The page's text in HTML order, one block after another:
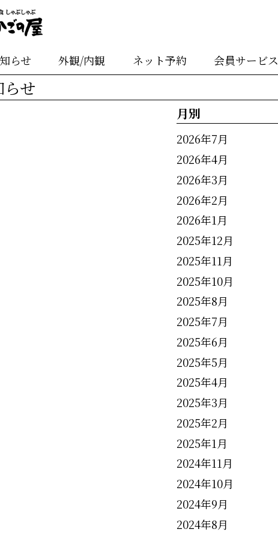
らせ 外観/内観 ネット予約 会員サービス
らせ
月別
2026年7月
2026年4月
2026年3月
2026年2月
2026年1月
2025年12月
2025年11月
2025年10月
2025年8月
2025年7月
2025年6月
2025年5月
2025年4月
2025年3月
2025年2月
2025年1月
2024年11月
2024年10月
2024年9月
2024年8月